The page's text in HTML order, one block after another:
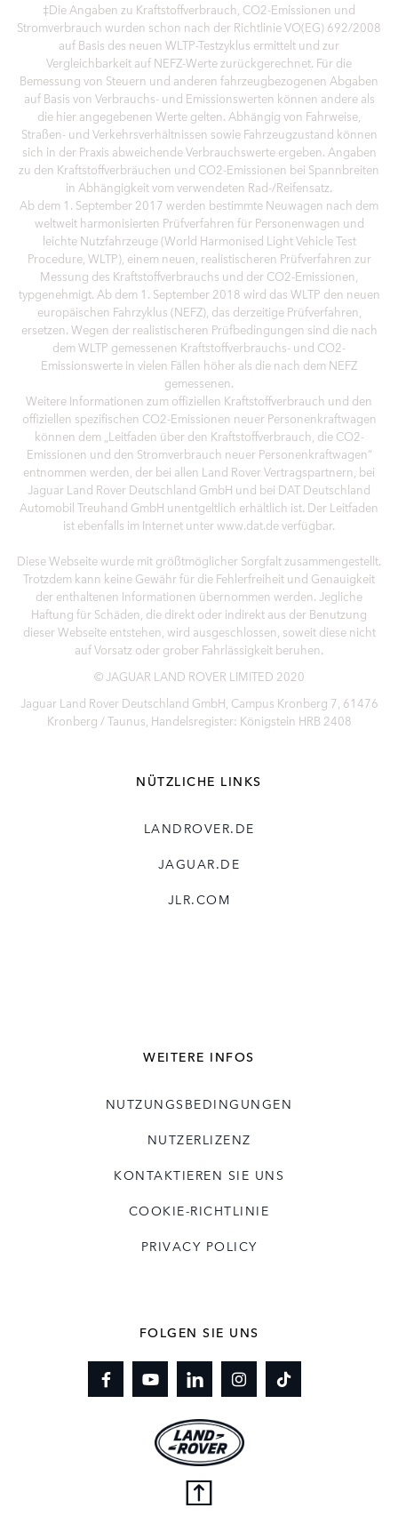
‡Die Angaben zu Kraftstoffverbrauch, CO2-Emissionen und
Stromverbrauch wurden schon nach der Richtlinie VO(EG) 692/2008
auf Basis des neuen WLTP-Testzyklus ermittelt und zur
Vergleichbarkeit auf NEFZ-Werte zurückgerechnet. Für die
Bemessung von Steuern und anderen fahrzeugbezogenen Abgaben
auf Basis von Verbrauchs- und Emissionswerten können andere als
die hier angegebenen Werte gelten. Abhängig von Fahrweise,
Straßen- und Verkehrsverhältnissen sowie Fahrzeugzustand können
sich in der Praxis abweichende Verbrauchswerte ergeben. Angaben
zu den Kraftstoffverbräuchen und CO2-Emissionen bei Spannbreiten
in Abhängigkeit vom verwendeten Rad-/Reifensatz.
Ab dem 1. September 2017 werden bestimmte Neuwagen nach dem
weltweit harmonisierten Prüfverfahren für Personenwagen und
leichte Nutzfahrzeuge (World Harmonised Light Vehicle Test
Procedure, WLTP), einem neuen, realistischeren Prüfverfahren zur
Messung des Kraftstoffverbrauchs und der CO2-Emissionen,
typgenehmigt. Ab dem 1. September 2018 wird das WLTP den neuen
europäischen Fahrzyklus (NEFZ), das derzeitige Prüfverfahren,
ersetzen. Wegen der realistischeren Prüfbedingungen sind die nach
dem WLTP gemessenen Kraftstoffverbrauchs- und CO2-
Emissionswerte in vielen Fällen höher als die nach dem NEFZ
gemessenen.
Weitere Informationen zum offiziellen Kraftstoffverbrauch und den
offiziellen spezifischen CO2-Emissionen neuer Personenkraftwagen
können dem „Leitfaden über den Kraftstoffverbrauch, die CO2-
Emissionen und den Stromverbrauch neuer Personenkraftwagen“
entnommen werden, der bei allen Land Rover Vertragspartnern, bei
Jaguar Land Rover Deutschland GmbH und bei DAT Deutschland
Automobil Treuhand GmbH unentgeltlich erhältlich ist. Der Leitfaden
ist ebenfalls im Internet unter www.dat.de verfügbar.
Diese Webseite wurde mit größtmöglicher Sorgfalt zusammengestellt.
Trotzdem kann keine Gewähr für die Fehlerfreiheit und Genauigkeit
der enthaltenen Informationen übernommen werden. Jegliche
Haftung für Schäden, die direkt oder indirekt aus der Benutzung
dieser Webseite entstehen, wird ausgeschlossen, soweit diese nicht
auf Vorsatz oder grober Fahrlässigkeit beruhen.
© JAGUAR LAND ROVER LIMITED 2020
Jaguar Land Rover Deutschland GmbH, Campus Kronberg 7, 61476
Kronberg / Taunus, Handelsregister: Königstein HRB 2408
NÜTZLICHE LINKS
LANDROVER.DE
JAGUAR.DE
JLR.COM
WEITERE INFOS
NUTZUNGSBEDINGUNGEN
NUTZERLIZENZ
KONTAKTIEREN SIE UNS
COOKIE-RICHTLINIE
PRIVACY POLICY
FOLGEN SIE UNS